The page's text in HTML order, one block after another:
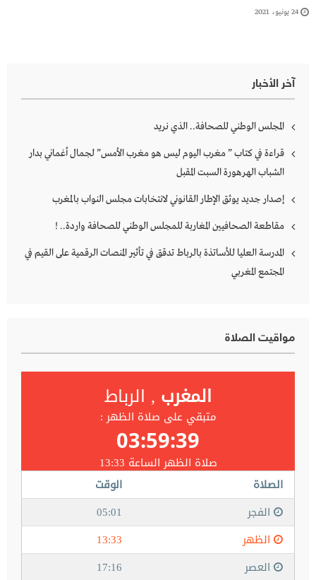
24 يونيو، 2021
آخر الأخبار
المجلس الوطني للصحافة.. الذي نريد
قراءة في كتاب ” مغرب اليوم ليس هو مغرب الأمس” لجمال أغماني بدار
الشباب الهرهورة السبت المقبل
إصدار جديد يوثق الإطار القانوني لانتخابات مجلس النواب بالمغرب
مقاطعة الصحافيين المغاربة للمجلس الوطني للصحافة واردة.. !
المدرسة العليا للأساتذة بالرباط تدقق في تأثير المنصات الرقمية على القيم في
المجتمع المغربي
مواقيت الصلاة